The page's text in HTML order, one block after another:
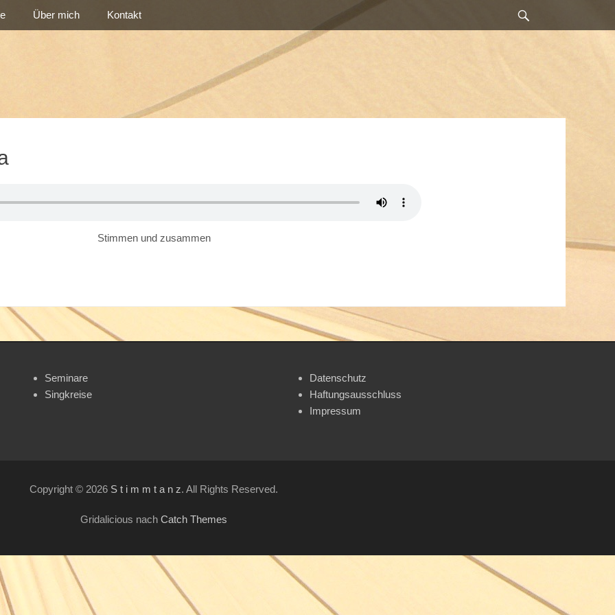
Über mich Kontakt
Stimmen und zusammen
Seminare
Singkreise
Datenschutz
Haftungsausschluss
Impressum
Copyright © 2026 S t i m m t a n z. All Rights Reserved.
Gridalicious nach Catch Themes